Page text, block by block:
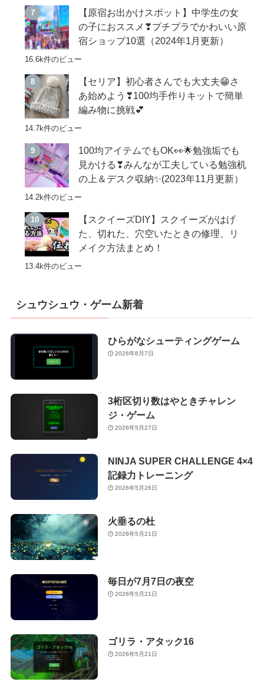
【原宿お出かけスポット】中学生の女
の子におススメ❣プチプラでかわいい原
宿ショップ10選（2024年1月更新）
16.6k件のビュー
【セリア】初心者さんでも大丈夫😁さ
あ始めよう❣100均手作りキットで簡単
編み物に挑戦💕
14.7k件のビュー
100均アイテムでもOK👀🌟勉強垢でも
見かける❣みんなが工夫している勉強机
の上＆デスク収納✨(2023年11月更新）
14.2k件のビュー
【スクイーズDIY】スクイーズがはげ
た、切れた、穴空いたときの修理、リ
メイク方法まとめ！
13.4k件のビュー
シュウシュウ・ゲーム新着
ひらがなシューティングゲーム
2026年8月7日
3桁区切り数はやときチャレン
ジ・ゲーム
2026年5月27日
NINJA SUPER CHALLENGE 4×4
記録力トレーニング
2026年5月26日
火垂るの杜
2026年5月21日
毎日が7月7日の夜空
2026年5月21日
ゴリラ・アタック16
2026年5月21日